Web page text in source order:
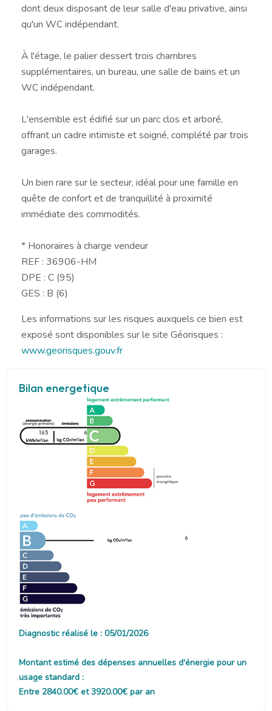
dont deux disposant de leur salle d'eau privative, ainsi
qu'un WC indépendant.
À l'étage, le palier dessert trois chambres
supplémentaires, un bureau, une salle de bains et un
WC indépendant.
L'ensemble est édifié sur un parc clos et arboré,
offrant un cadre intimiste et soigné, complété par trois
garages.
Un bien rare sur le secteur, idéal pour une famille en
quête de confort et de tranquillité à proximité
immédiate des commodités.
* Honoraires à charge vendeur
REF : 36906-HM
DPE : C (95)
GES : B (6)
Les informations sur les risques auxquels ce bien est
exposé sont disponibles sur le site Géorisques :
www.georisques.gouv.fr
Bilan energetique
165 6
6
Diagnostic réalisé le : 05/01/2026
Montant estimé des dépenses annuelles d'énergie pour un
usage standard :
Entre 2840.00€ et 3920.00€ par an